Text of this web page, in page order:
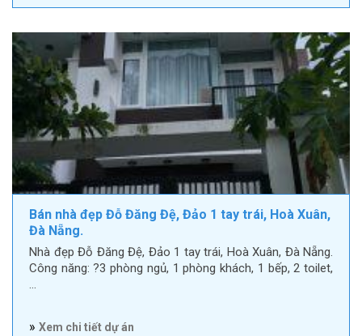
Bán nhà đẹp Đỗ Đăng Đệ, Đảo 1 tay trái, Hoà Xuân,
Đà Nẵng.
Nhà đẹp Đỗ Đăng Đệ, Đảo 1 tay trái, Hoà Xuân, Đà Nẵng.
Công năng: ?3 phòng ngủ, 1 phòng khách, 1 bếp, 2 toilet,
…
» Xem chi tiết dự án